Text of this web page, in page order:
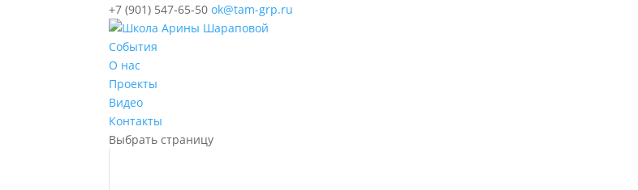
+7 (901) 547-65-50 ok@tam-grp.ru
События
О нас
Проекты
Видео
Контакты
Выбрать страницу